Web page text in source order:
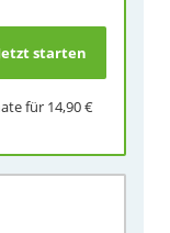
für 14,90 €